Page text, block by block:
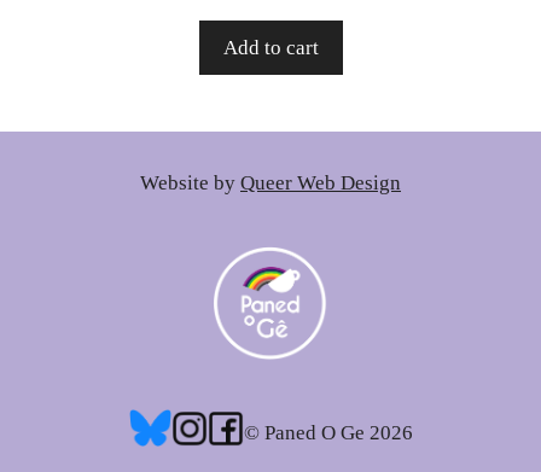
Add to cart
Website by Queer Web Design
© Paned O Ge 2026